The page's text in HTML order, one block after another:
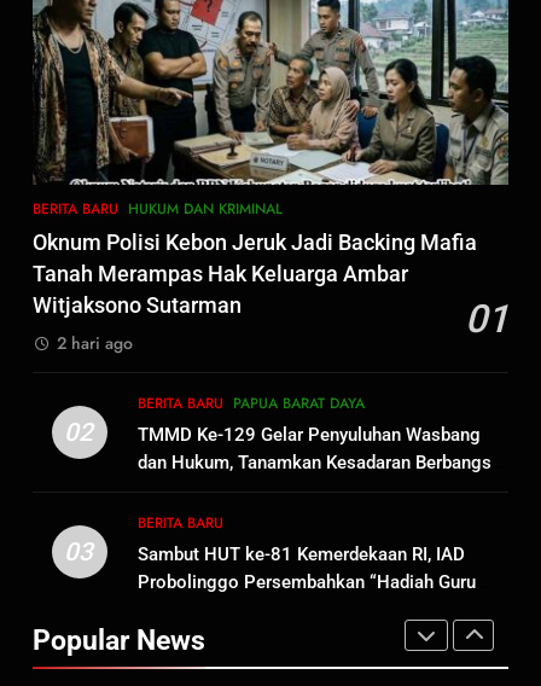
BERITA BARU HUKUM DAN KRIMINAL
Oknum Polisi Kebon Jeruk Jadi Backing Mafia
Tanah Merampas Hak Keluarga Ambar
Witjaksono Sutarman
01
2 hari ago
02
BERITA BARU PAPUA BARAT DAYA
TMMD Ke-129 Gelar Penyuluhan Wasbang
dan Hukum, Tanamkan Kesadaran Berbangsa
serta Taat Aturan di Kampung Sesor
03
BERITA BARU
Sambut HUT ke-81 Kemerdekaan RI, IAD
Probolinggo Persembahkan “Hadiah Guru
Guru Non-ASN sebagai Pahlawan Bangsa
Popular News
Tugu Sejarah Trikora
Teminabuan
BERITA BARU PAPUA BARAT DAYA
Polres Pasuruan Nonjobkan
Anggota Reskrim Polsek Beji,
Wujud Komitmen Transparansi
BERITA BARU
8
Dansatgas TMMD dan Ketua
Persit Hadirkan Kebahagiaan
bagi Mama-Mama dan Anak-
Oknum Polisi Kebon Jeruk Jadi
Backing Mafia Tanah Merampas
Sutarman
BERITA BARU HUKUM DAN KRIMINAL
2
TMMD Ke-129 Gelar Penyuluhan
Wasbang dan Hukum,
Tanamkan Kesadaran
Berbangsa serta Taat Aturan di
PAPUA BARAT DAYA